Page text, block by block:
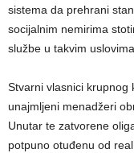
sistema da prehrani
socijalnim nemirima
službe u takvim
Stvarni vlasnici krupnog
unajmljeni menadžeri
Unutar te zatvorene
potpuno otuđenu od